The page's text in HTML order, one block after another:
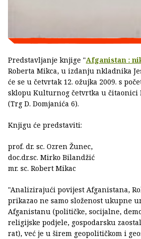
Predstavljanje knjige "Afganistan :
Roberta Mikca, u izdanju nkladnika
će se u četvrtak 12. ožujka 2009. s
sklopu Kulturnog četvrtka u čitaonici
(Trg D. Domjanića 6).
Knjigu će predstaviti:
prof. dr. sc. Ozren Žunec,
doc.dr.sc. Mirko Bilandžić
mr. sc. Robert Mikac
"Analizirajući povijest Afganistana,
prikazao ne samo složenost ukupne
Afganistanu (političke, socijalne,
religijske podjele, gospodarsku
rat), već je u širem geopolitičkom i